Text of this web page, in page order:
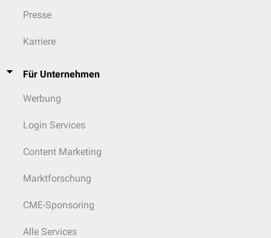
Presse
Karriere
Für Unternehmen
Werbung
Login Services
Content Marketing
Marktforschung
CME-Sponsoring
Alle Services